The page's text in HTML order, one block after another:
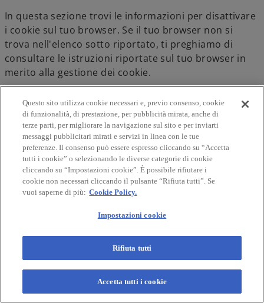
In questa sezione trovi le informazioni per disattivare
i cookie sul tuo browser. Se il tuo browser non si
trova nell'elenco sotto riportato, ti preghiamo di
consultare le istruzioni riportate sul tuo browser in
merito alla gestione dei cookie.
Internet Explorer versione 6 o superiore
Seleziona "Strumenti" nella barra del tuo
browser
Seleziona "Opzioni Internet"
Seleziona la voce "Privacy" e poi clicca su
"Avanzate"
Seleziona "Sostituisci gestione automatica
selezionando la voce "Blocca"
Disattiva i "Cookie di terze parti" selezionando la
voce "Blocca"
Disattiva i "Cookie di sessione" deselezionando la
voce "Accetta sempre i cookie della sessione"
Questo sito utilizza cookie necessari e, previo consenso, cookie
di funzionalità, di prestazione, per pubblicità mirata, anche di
terze parti, per migliorare la navigazione sul sito e per inviarti
messaggi pubblicitari mirati e servizi in linea con le tue
preferenze. Il consenso può essere espresso cliccando su “Accetta
tutti i cookie” o selezionando le diverse categorie di cookie
cliccando su “Impostazioni cookie”. È possibile rifiutare i
cookie non necessari cliccando il pulsante “Rifiuta tutti”. Se
vuoi saperne di più: Cookie Policy.
Impostazioni cookie
Rifiuta tutti
Accetta tutti i cookie